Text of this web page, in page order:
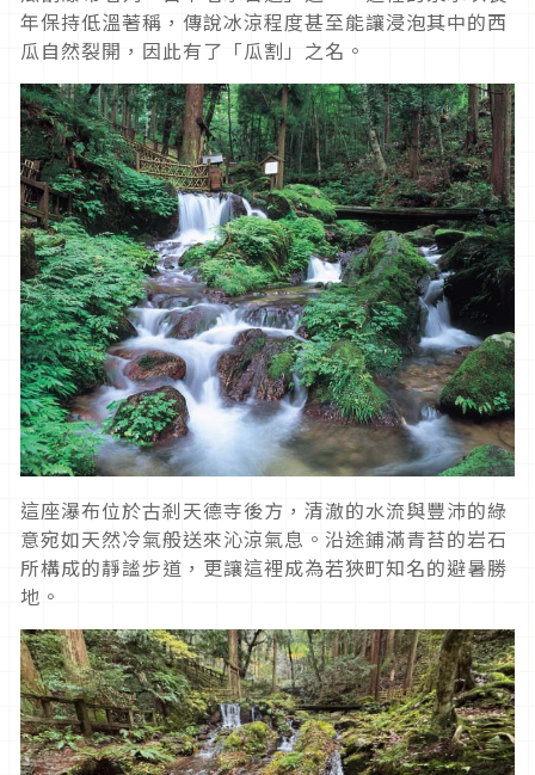
年保持低溫著稱，傳說冰涼程度甚至能讓浸泡其中的西
瓜自然裂開，因此有了「瓜割」之名。
這座瀑布位於古剎天德寺後方，清澈的水流與豐沛的綠
意宛如天然冷氣般送來沁涼氣息。沿途鋪滿青苔的岩石
所構成的靜謐步道，更讓這裡成為若狹町知名的避暑勝
地。